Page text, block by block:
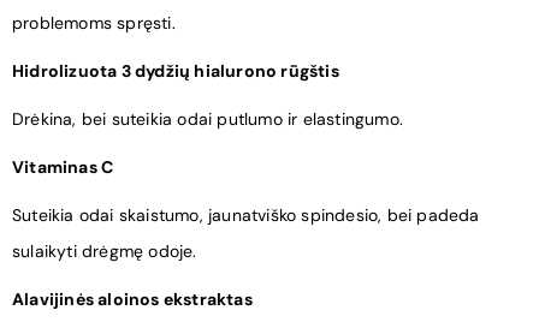
problemoms spręsti.
Hidrolizuota 3 dydžių hialurono rūgštis
Drėkina, bei suteikia odai putlumo ir elastingumo.
Vitaminas C
Suteikia odai skaistumo, jaunatviško spindesio, bei padeda
sulaikyti drėgmę odoje.
Alavijinės aloinos ekstraktas